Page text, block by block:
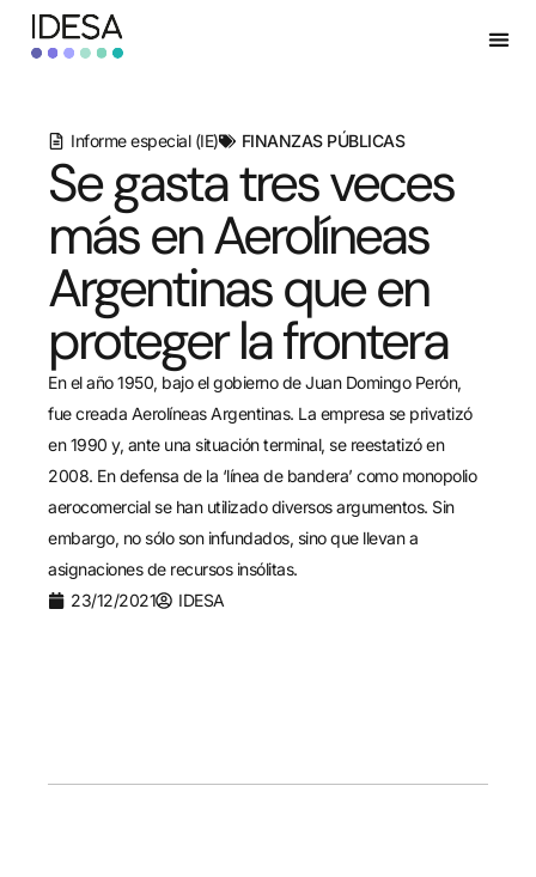
Informe especial (IE) FINANZAS PÚBLICAS
Se gasta tres veces
más en Aerolíneas
Argentinas que en
proteger la frontera
En el año 1950, bajo el gobierno de Juan Domingo Perón,
fue creada Aerolíneas Argentinas. La empresa se privatizó
en 1990 y, ante una situación terminal, se reestatizó en
2008. En defensa de la ‘línea de bandera’ como monopolio
aerocomercial se han utilizado diversos argumentos. Sin
embargo, no sólo son infundados, sino que llevan a
asignaciones de recursos insólitas.
23/12/2021
IDESA